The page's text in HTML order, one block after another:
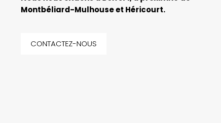
Montbéliard-Mulhouse et Héricourt.
CONTACTEZ-NOUS